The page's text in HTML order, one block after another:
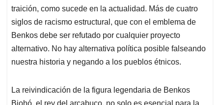
traición, como sucede en la actualidad. Más de cuatro
siglos de racismo estructural, que con el emblema de
Benkos debe ser refutado por cualquier proyecto
alternativo. No hay alternativa política posible falseando
nuestra historia y negando a los pueblos étnicos.
La reivindicación de la figura legendaria de Benkos
Biohó, el rey del arcabuco, no solo es esencial para la